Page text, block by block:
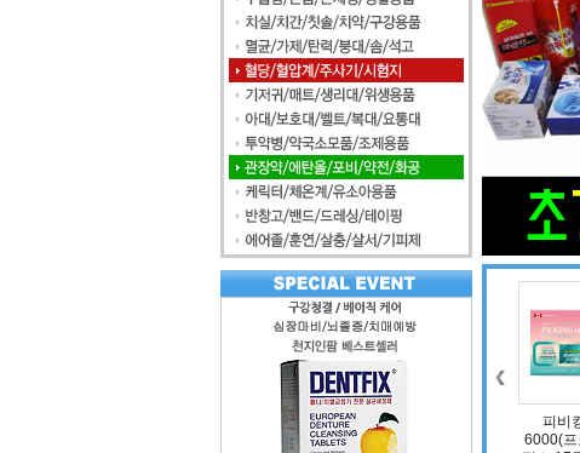
조인트 보스 엠에스
엠(보스웰리아, 비
식물성 멜라니아 함
유 멜라니아
피비
6000(프